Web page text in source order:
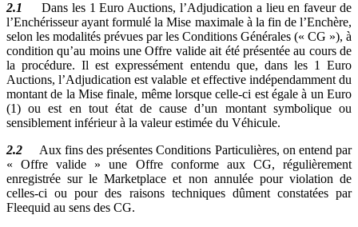
2.1
Dans les 1 Euro Auctions, l’Adjudication a lieu en faveur de
l’Enchérisseur ayant formulé la Mise maximale à la fin de l’Enchère,
selon les modalités prévues par les Conditions Générales (« CG »), à
condition qu’au moins une Offre valide ait été présentée au cours de
la procédure. Il est expressément entendu que, dans les 1 Euro
Auctions, l’Adjudication est valable et effective indépendamment du
montant de la Mise finale, même lorsque celle-ci est égale à un Euro
(1) ou est en tout état de cause d’un montant symbolique ou
sensiblement inférieur à la valeur estimée du Véhicule.
2.2
Aux fins des présentes Conditions Particulières, on entend par
« Offre valide » une Offre conforme aux CG, régulièrement
enregistrée sur le Marketplace et non annulée pour violation de
celles-ci ou pour des raisons techniques dûment constatées par
Fleequid au sens des CG.